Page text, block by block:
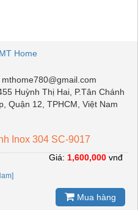
MT Home
mthome780@gmail.com
Huỳnh Thị Hai, P.Tân Chánh
Quận 12, TPHCM, Việt Nam
Inox 304 SC-9017
Giá: 1,600,000 vnđ
Mua hàng